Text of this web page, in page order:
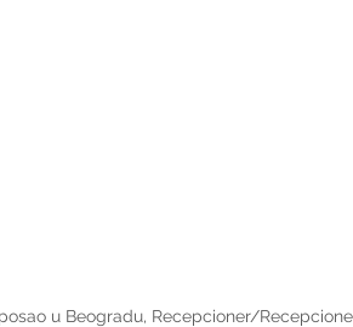
u Beogradu, Recepcioner/